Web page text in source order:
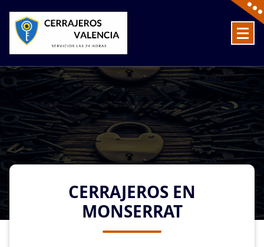
content
CERRAJEROS EN
MONSERRAT